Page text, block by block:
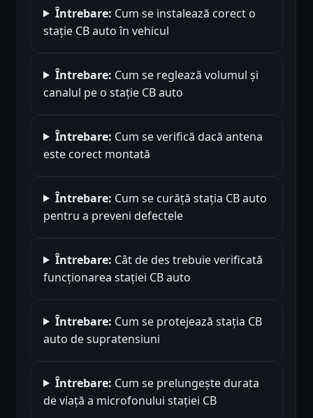
Întrebare: Cum se instalează corect o
stație CB auto în vehicul
Întrebare: Cum se reglează volumul și
canalul pe o stație CB auto
Întrebare: Cum se verifică dacă antena
este corect montată
Întrebare: Cum se curăță stația CB auto
pentru a preveni defectele
Întrebare: Cât de des trebuie verificată
funcționarea stației CB auto
Întrebare: Cum se protejează stația CB
auto de supratensiuni
Întrebare: Cum se prelungește durata
de viață a microfonului stației CB